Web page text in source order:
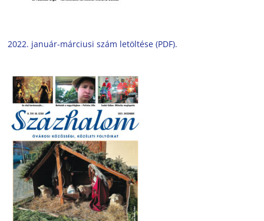
2022. január-márciusi szám letöltése (PDF).